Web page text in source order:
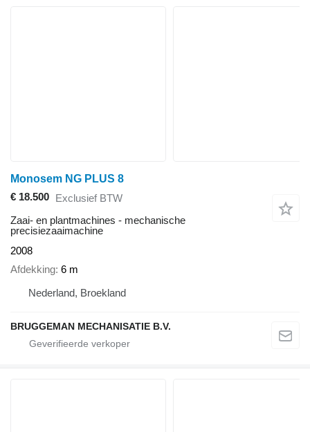
Monosem NG PLUS 8
€ 18.500 Exclusief BTW
Zaai- en plantmachines - mechanische
precisiezaaimachine
2008
Afdekking 6 m
Nederland, Broekland
BRUGGEMAN MECHANISATIE B.V.